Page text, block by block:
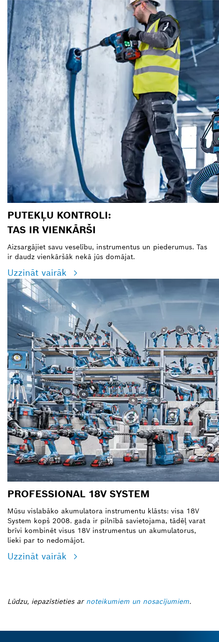
PUTEKĻU KONTROLI:
TAS IR VIENKĀRŠI
Aizsargājiet savu veselību, instrumentus un piederumus. Tas
ir daudz vienkāršāk nekā jūs domājat.
Uzzināt vairāk
PROFESSIONAL 18V SYSTEM
Mūsu vislabāko akumulatora instrumentu klāsts: visa 18V
System kopš 2008. gada ir pilnībā savietojama, tādēļ varat
brīvi kombinēt visus 18V instrumentus un akumulatorus,
lieki par to nedomājot.
Uzzināt vairāk
Lūdzu, iepazīstieties ar noteikumiem un nosacījumiem.